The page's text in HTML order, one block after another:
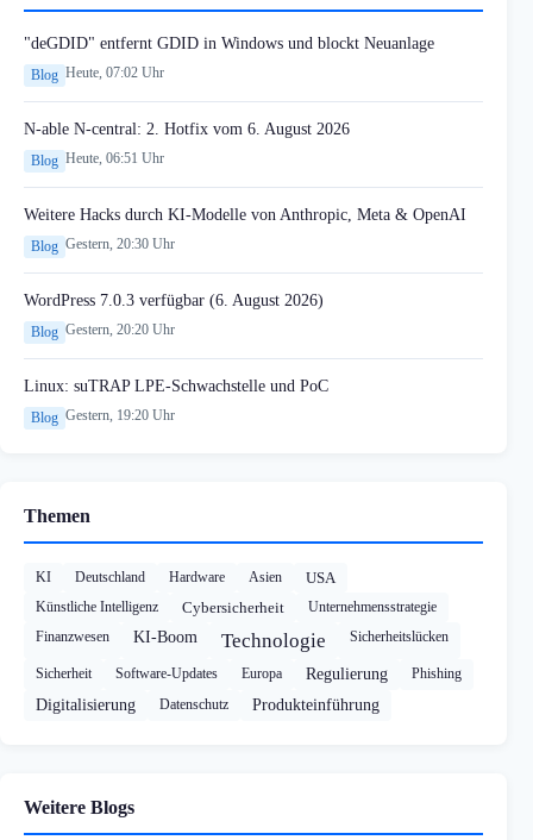
"deGDID" entfernt GDID in Windows und blockt Neuanlage
Blog Heute, 07:02 Uhr
N-able N-central: 2. Hotfix vom 6. August 2026
Blog Heute, 06:51 Uhr
Weitere Hacks durch KI-Modelle von Anthropic, Meta & OpenAI
Blog Gestern, 20:30 Uhr
WordPress 7.0.3 verfügbar (6. August 2026)
Blog Gestern, 20:20 Uhr
Linux: suTRAP LPE-Schwachstelle und PoC
Blog Gestern, 19:20 Uhr
Themen
KI Deutschland Hardware Asien USA
Künstliche Intelligenz Cybersicherheit
Unternehmensstrategie
Finanzwesen
KI-Boom Technologie Sicherheitslücken
Sicherheit Software-Updates Europa Regulierung Phishing
Digitalisierung Datenschutz Produkteinführung
Weitere Blogs